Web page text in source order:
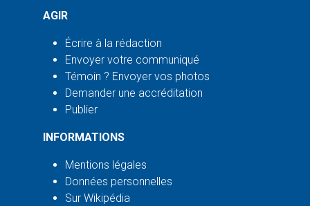
AGIR
Écrire à la rédaction
Envoyer votre communiqué
Témoin ? Envoyer vos photos
Demander une accréditation
Publier
INFORMATIONS
Mentions légales
Données personnelles
Sur Wikipédia